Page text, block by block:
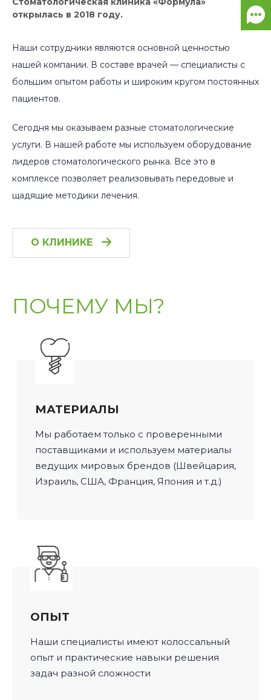
открылась в 2018 году.
Наши сотрудники являются основной ценностью
нашей компании. В составе врачей — специалисты с
большим опытом работы и широким кругом постоянных
пациентов.
Сегодня мы оказываем разные стоматологические
услуги. В нашей работе мы используем оборудование
лидеров стоматологического рынка. Все это в
комплексе позволяет реализовывать передовые и
щадящие методики лечения.
О КЛИНИКЕ
ПОЧЕМУ МЫ?
МАТЕРИАЛЫ
Мы работаем только с проверенными
поставщиками и используем материалы
ведущих мировых брендов (Швейцария,
Израиль, США, Франция, Япония и т.д.)
ОПЫТ
Наши специалисты имеют колоссальный
опыт и практические навыки решения
задач разной сложности